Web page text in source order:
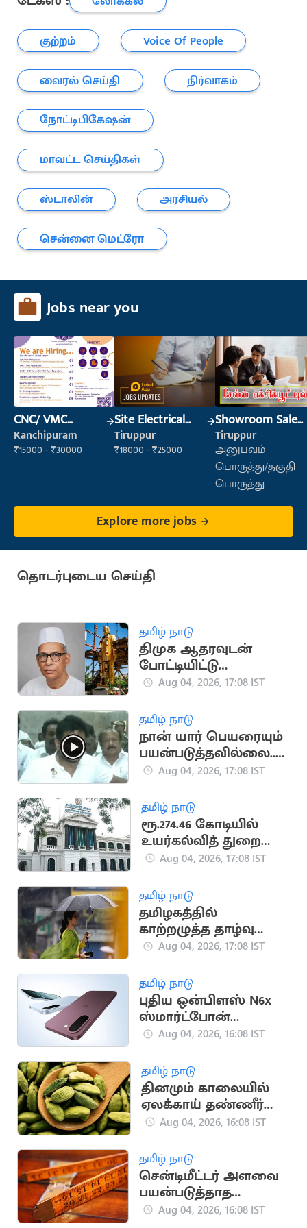
குற்றம்
Voice Of People
வைரல் செய்தி
நிர்வாகம்
நோட்டிபிகேஷன்
மாவட்ட செய்திகள்
ஸ்டாலின்
அரசியல்
சென்னை மெட்ரோ
Jobs near you
CNC/ VMC
Operator
Kanchipuram
₹15000 - ₹30000
Site Electrical
Engineer
Tiruppur
₹18000 - ₹25000
Showroom Sales
Executive (Retail
Sales)
Tiruppur
அனுபவம்
பொருத்து/தகுதி
பொருத்து
Explore more jobs
தொடர்புடைய செய்தி
தமிழ் நாடு
திமுக ஆதரவுடன்
போட்டியிட்டு
காங்கிரசுடன்
கட்சி
Aug 04, 2026, 17:08 IST
தமிழ் நாடு
நான் யார் பெயரையும்
பயன்படுத்தவில்லை..
உதயநிதி ஸ்டாலின்
Aug 04, 2026, 17:08 IST
தமிழ் நாடு
ரூ.274.46 கோடியில்
உயர்கல்வித் துறை
கட்டடங்கள் திறப்பு!
Aug 04, 2026, 17:08 IST
தமிழ் நாடு
தமிழகத்தில்
காற்றழுத்த தாழ்வு
நிலை: வானிலை
Aug 04, 2026, 17:08 IST
தமிழ் நாடு
புதிய ஒன்பிளஸ் N6x
ஸ்மார்ட்போன்
இந்தியாவில்
Aug 04, 2026, 16:08 IST
தமிழ் நாடு
தினமும் காலையில்
ஏலக்காய் தண்ணீர்
குடிச்சிப்பாருங்க
Aug 04, 2026, 16:08 IST
தமிழ் நாடு
சென்டிமீட்டர் அளவை
பயன்படுத்தாத
நாடுகள் தெரியுமா?
Aug 04, 2026, 16:08 IST